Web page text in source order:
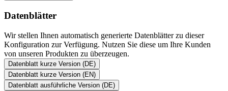
Datenblätter
Wir stellen Ihnen automatisch generierte Datenblätter zu dieser
Konfiguration zur Verfügung. Nutzen Sie diese um Ihre Kunden
von unseren Produkten zu überzeugen.
Datenblatt kurze Version (DE)
Datenblatt kurze Version (EN)
Datenblatt ausführliche Version (DE)